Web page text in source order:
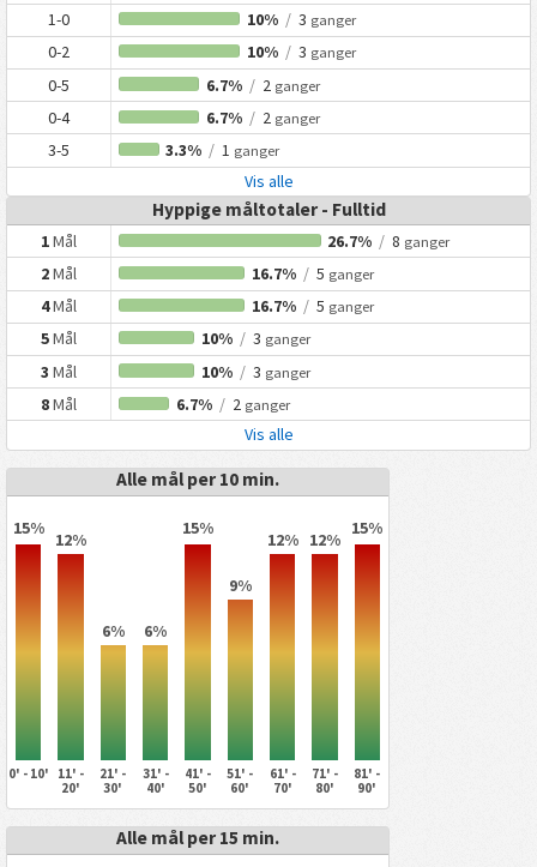
1-0 10% /3 ganger
0-2 10% /3 ganger
0-5 6.7% /2 ganger
0-4 6.7% /2 ganger
3-5 3.3% / 1 ganger
Vis alle
Hyppige måltotaler - Fulltid
1Mål 26.7% / 8 ganger
2Mål 16.7% /5 ganger
4Mål 16.7% /5 ganger
5Mål 10% /3 ganger
3Mål 10% /3 ganger
8Mål 6.7% /2 ganger
Vis alle
Alle mål per 10 min.
15%
12%
6% 6%
15%
9%
12% 12%
15%
0' - 10'
11' -
20'
21' -
30'
31' -
40'
41' -
50'
51' -
60'
61' -
70'
71' -
80'
81' -
90'
Alle mål per 15 min.